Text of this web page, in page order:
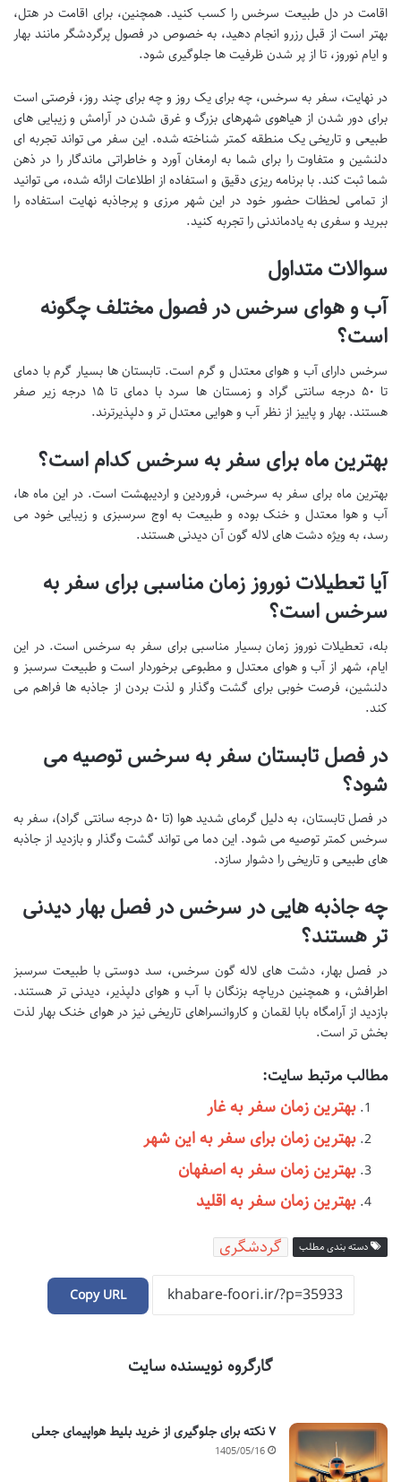
اقامت در دل طبیعت سرخس را کسب کنید. همچنین، برای اقامت در هتل،
بهتر است از قبل رزرو انجام دهید، به خصوص در فصول پرگردشگر مانند بهار
و ایام نوروز، تا از پر شدن ظرفیت ها جلوگیری شود.
در نهایت، سفر به سرخس، چه برای یک روز و چه برای چند روز، فرصتی است
برای دور شدن از هیاهوی شهرهای بزرگ و غرق شدن در آرامش و زیبایی های
طبیعی و تاریخی یک منطقه کمتر شناخته شده. این سفر می تواند تجربه ای
دلنشین و متفاوت را برای شما به ارمغان آورد و خاطراتی ماندگار را در ذهن
شما ثبت کند. با برنامه ریزی دقیق و استفاده از اطلاعات ارائه شده، می توانید
از تمامی لحظات حضور خود در این شهر مرزی و پرجاذبه نهایت استفاده را
ببرید و سفری به یادماندنی را تجربه کنید.
سوالات متداول
آب و هوای سرخس در فصول مختلف چگونه
است؟
سرخس دارای آب و هوای معتدل و گرم است. تابستان ها بسیار گرم با دمای
تا ۵۰ درجه سانتی گراد و زمستان ها سرد با دمای تا ۱۵ درجه زیر صفر
هستند. بهار و پاییز از نظر آب و هوایی معتدل تر و دلپذیرترند.
بهترین ماه برای سفر به سرخس کدام است؟
بهترین ماه برای سفر به سرخس، فروردین و اردیبهشت است. در این ماه ها،
آب و هوا معتدل و خنک بوده و طبیعت به اوج سرسبزی و زیبایی خود می
رسد، به ویژه دشت های لاله گون آن دیدنی هستند.
آیا تعطیلات نوروز زمان مناسبی برای سفر به
سرخس است؟
بله، تعطیلات نوروز زمان بسیار مناسبی برای سفر به سرخس است. در این
ایام، شهر از آب و هوای معتدل و مطبوعی برخوردار است و طبیعت سرسبز و
دلنشین، فرصت خوبی برای گشت وگذار و لذت بردن از جاذبه ها فراهم می
کند.
در فصل تابستان سفر به سرخس توصیه می
شود؟
در فصل تابستان، به دلیل گرمای شدید هوا (تا ۵۰ درجه سانتی گراد)، سفر به
سرخس کمتر توصیه می شود. این دما می تواند گشت وگذار و بازدید از جاذبه
های طبیعی و تاریخی را دشوار سازد.
چه جاذبه هایی در سرخس در فصل بهار دیدنی
تر هستند؟
در فصل بهار، دشت های لاله گون سرخس، سد دوستی با طبیعت سرسبز
اطرافش، و همچنین دریاچه بزنگان با آب و هوای دلپذیر، دیدنی تر هستند.
بازدید از آرامگاه بابا لقمان و کاروانسراهای تاریخی نیز در هوای خنک بهار لذت
بخش تر است.
مطالب مرتبط سایت:
بهترین زمان سفر به غار
بهترین زمان برای سفر به این شهر
بهترین زمان سفر به اصفهان
بهترین زمان سفر به اقلید
دسته بندی مطلب گردشگری
Copy URL
گارگروه نویسنده سایت
۷ نکته برای جلوگیری از خرید بلیط هواپیمای جعلی
1405/05/16